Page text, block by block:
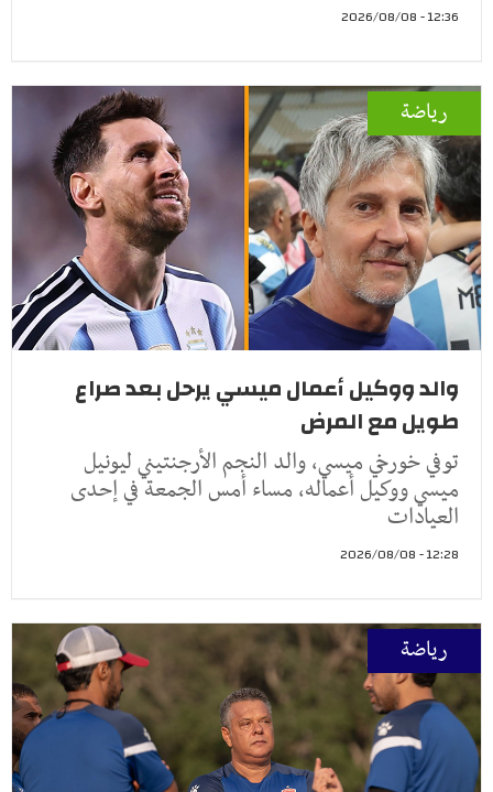
12:36 - 2026/08/08
رياضة
والد ووكيل أعمال ميسي يرحل بعد صراع
طويل مع المرض
توفي خورخي ميسي، والد النجم الأرجنتيني ليونيل
ميسي ووكيل أعماله، مساء أمس الجمعة في إحدى
العيادات
12:28 - 2026/08/08
رياضة